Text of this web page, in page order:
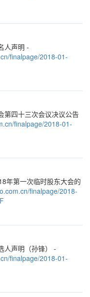
人声明 -
finalpage/2018-01-
第四十三次会议决议公告
finalpage/2018-01-
年第一次临时股东大会的
finalpage/2018-
人声明（孙锋） -
finalpage/2018-01-